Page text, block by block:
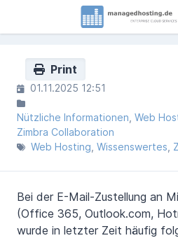
Print
01.11.2025 12:51
Nützliche Informationen Web
Zimbra Collaboration
Web Hosting Wissenswertes
Bei der E-Mail-Zustellung an
(Office 365, Outlook.com,
wurde in letzter Zeit häufig